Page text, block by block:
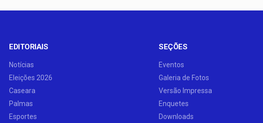
EDITORIAIS
Notícias
Eleições 2026
Caseara
Palmas
Esportes
SEÇÕES
Eventos
Galeria de Fotos
Versão Impressa
Enquetes
Downloads